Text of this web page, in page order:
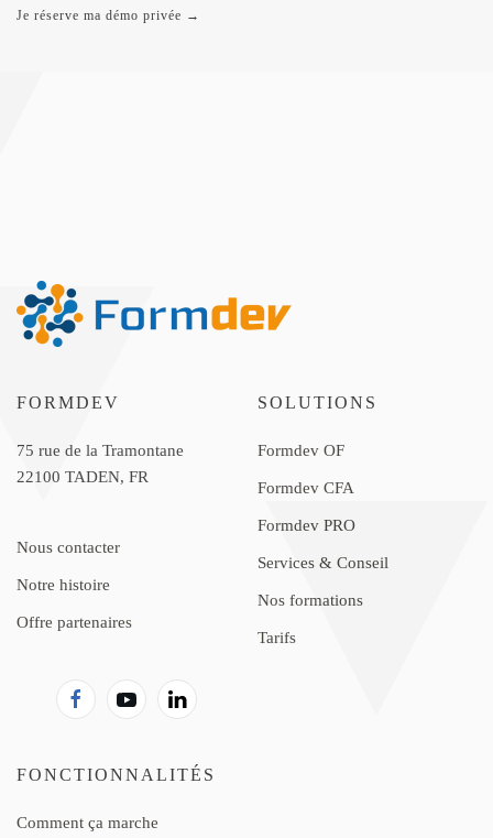
Je réserve ma démo privée →
FORMDEV
75 rue de la Tramontane
22100 TADEN, FR
Nous contacter
Notre histoire
Offre partenaires
SOLUTIONS
Formdev OF
Formdev CFA
Formdev PRO
Services & Conseil
Nos formations
Tarifs
FONCTIONNALITÉS
Comment ça marche